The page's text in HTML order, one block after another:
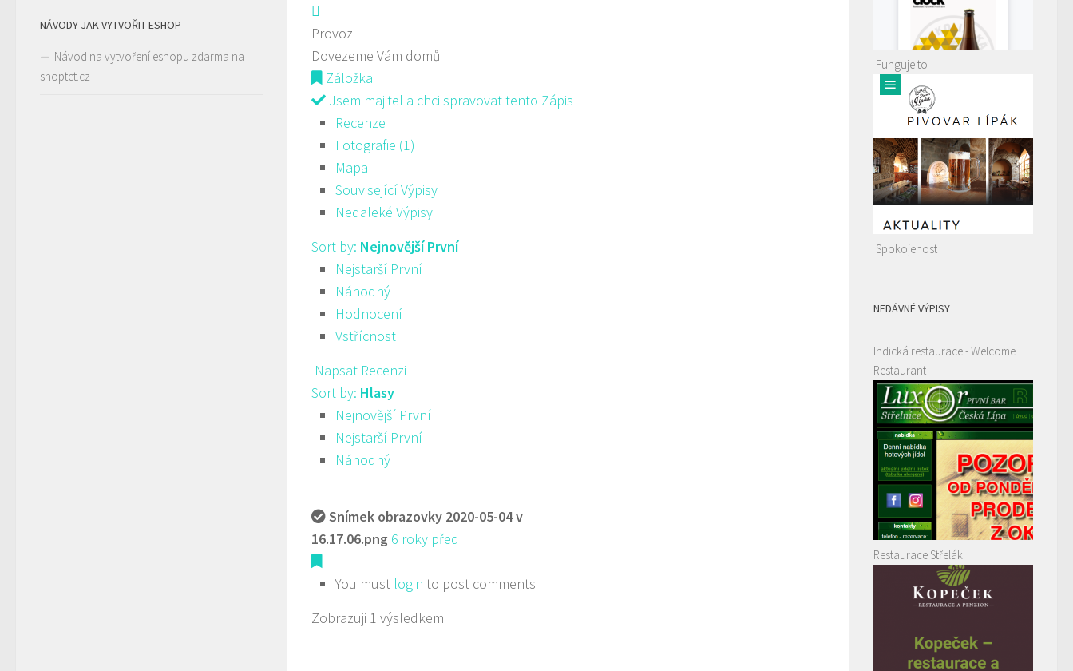
Provoz
Dovezeme Vám domů
Záložka
Jsem majitel a chci spravovat tento Zápis
Recenze
Fotografie (1)
Mapa
Související Výpisy
Nedaleké Výpisy
Sort by: Nejnovější První
Nejstarší První
Náhodný
Hodnocení
Vstřícnost
Napsat Recenzi
Sort by: Hlasy
Nejnovější První
Nejstarší První
Náhodný
Snímek obrazovky 2020-05-04 v
16.17.06.png 6 roky před
You must login to post comments
Zobrazuji 1 výsledkem
NÁVODY JAK VYTVOŘIT ESHOP
Návod na vytvoření eshopu zdarma na
shoptet.cz
Funguje to
Spokojenost
NEDÁVNÉ VÝPISY
Indická restaurace - Welcome
Restaurant
Restaurace Střelák